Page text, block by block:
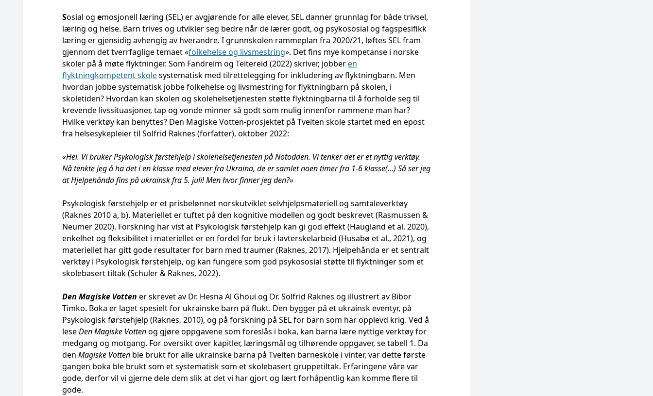
Sosial og emosjonell læring (SEL) er avgjørende for alle elever, SEL danner grunnlag for både trivsel,
læring og helse. Barn trives og utvikler seg bedre når de lærer godt, og psykososial og fagspesifikk
læring er gjensidig avhengig av hverandre. I grunnskolen rammeplan fra 2020/21, løftes SEL fram
gjennom det tverrfaglige temaet «folkehelse og livsmestring». Det fins mye kompetanse i norske
skoler på å møte flyktninger. Som Fandreim og Teitereid (2022) skriver, jobberen
flyktningkompetent skolesystematisk med tilrettelegging for inkludering av flyktningbarn. Men
hvordan jobbe systematisk jobbe folkehelse og livsmestring for flyktningbarn på skolen, i
skoletiden? Hvordan kan skolen og skolehelsetjenesten støtte flyktningbarna til å forholde seg til
krevende livssituasjoner, tap og vonde minner så godt som mulig innenfor rammene man har?
Hvilke verktøy kan benyttes? Den Magiske Votten-prosjektet på Tveiten skole startet med en epost
fra helsesykepleier til Solfrid Raknes (forfatter), oktober 2022:
«Hei. Vi bruker Psykologisk førstehjelp i skolehelsetjenesten på Notodden. Vi tenker det er et nyttig verktøy.
Nå tenkte jeg å ha det i en klasse med elever fra Ukraina, de er samlet noen timer fra 1-6 klasse(...) Så ser jeg
at Hjelpehånda fins på ukrainsk fra 5. juli! Men hvor finner jeg den?»
Psykologisk førstehjelp er et prisbelønnet norskutviklet selvhjelpsmateriell og samtaleverktøy
(Raknes 2010 a, b). Materiellet er tuftet på den kognitive modellen og godt beskrevet (Rasmussen &
Neumer 2020). Forskning har vist at Psykologisk førstehjelp kan gi god effekt (Haugland et al, 2020),
enkelhet og fleksibilitet i materiellet er en fordel for bruk i lavterskelarbeid (Husabø et al., 2021), og
materiellet har gitt gode resultater for barn med traumer (Raknes, 2017). Hjelpehånda er et sentralt
verktøy i Psykologisk førstehjelp, og kan fungere som god psykososial støtte til flyktninger som et
skolebasert tiltak (Schuler & Raknes, 2022).
Den Magiske Votten er skrevet av Dr. Hesna Al Ghoui og Dr. Solfrid Raknes og illustrert av Bibor
Timko. Boka er laget spesielt for ukrainske barn på flukt. Den bygger på et ukrainsk eventyr, på
Psykologisk førstehjelp (Raknes, 2010), og på forskning på SEL for barn som har opplevd krig. Ved å
leseDen Magiske Vottenog gjøre oppgavene som foreslås i boka, kan barna lære nyttige verktøy for
medgang og motgang. For oversikt over kapitler, læringsmål og tilhørende oppgaver, se tabell 1. Da
den Magiske Votten ble brukt for alle ukrainske barna på Tveiten barneskole i vinter, var dette første
gangen boka ble brukt som et systematisk som et skolebasert gruppetiltak. Erfaringene våre var
gode, derfor vil vi gjerne dele dem slik at det vi har gjort og lært forhåpentlig kan komme flere til
gode.